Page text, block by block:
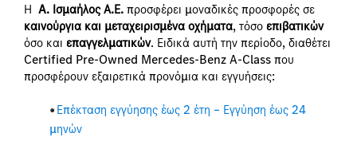
Η A. Ισμαήλος Α.Ε.προσφέρει μοναδικές προσφορές σε
καινούργια και μεταχειρισμένα οχήματα, τόσοεπιβατικών
όσο και επαγγελματικών. Ειδικά αυτή την περίοδο, διαθέτει
Certified Pre-Owned Mercedes-Benz A-Class που
προσφέρουν εξαιρετικά προνόμια και εγγυήσεις:
Επέκταση εγγύησης έως 2 έτη – Εγγύηση έως 24
μηνών